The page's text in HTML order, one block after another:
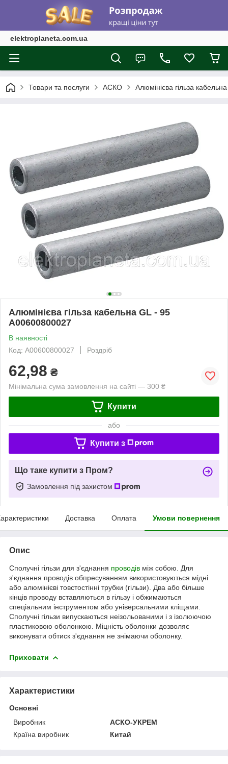
elektroplaneta.com.ua
Товари та послуги АСКО Алюмінієва гільза
Алюмінієва гільза кабельна GL - 95
A00600800027
В наявності
Код: A00600800027
Роздріб
62,98 ₴
Мінімальна сума замовлення на сайті — 300 ₴
Купити
або
Купити з
Що таке купити з Пром?
Замовлення під захистом
Доставка Оплата Умови повернення
Опис
Сполучні гільзи для з'єднання проводів між собою. Для
з'єднання проводів обпресуванням використовуються мідні
або алюмінієві товстостінні трубки (гільзи). Два або більше
кінців проводу вставляються в гільзу і обжимаються
спеціальним інструментом або універсальними кліщами.
Сполучні гільзи випускаються неізольованими і з ізолюючою
пластиковою оболонкою. Міцність оболонки дозволяє
виконувати обтиск з'єднання не знімаючи оболонку.
Приховати
Характеристики
Основні
Виробник
АСКО-УКРЕМ
Країна виробник
Китай